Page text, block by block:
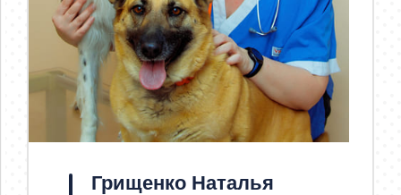
Грищенко Наталья